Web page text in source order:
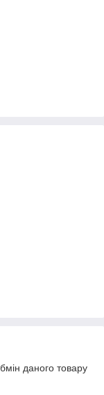
даного товару